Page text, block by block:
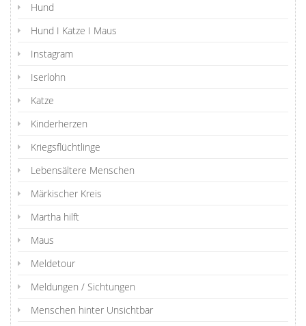
Hund
Hund I Katze I Maus
Instagram
Iserlohn
Katze
Kinderherzen
Kriegsflüchtlinge
Lebensältere Menschen
Märkischer Kreis
Martha hilft
Maus
Meldetour
Meldungen / Sichtungen
Menschen hinter Unsichtbar